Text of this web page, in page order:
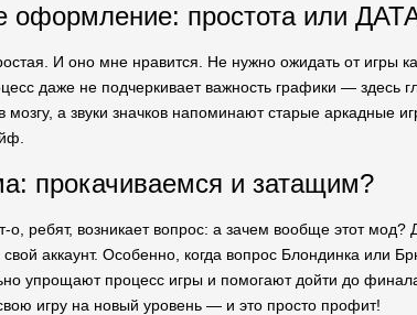
оформление: простота или
И оно мне нравится. Не нужно ожидать от игры
даже не подчеркивает важность графики — здесь
мозгу, а звуки значков напоминают старые аркадные
прокачиваемся и затащим?
о, ребят, возникает вопрос: а зачем вообще этот
свой аккаунт. Особенно, когда вопрос Блондинка
упрощают процесс игры и помогают дойти до
игру на новый уровень — и это просто профит!